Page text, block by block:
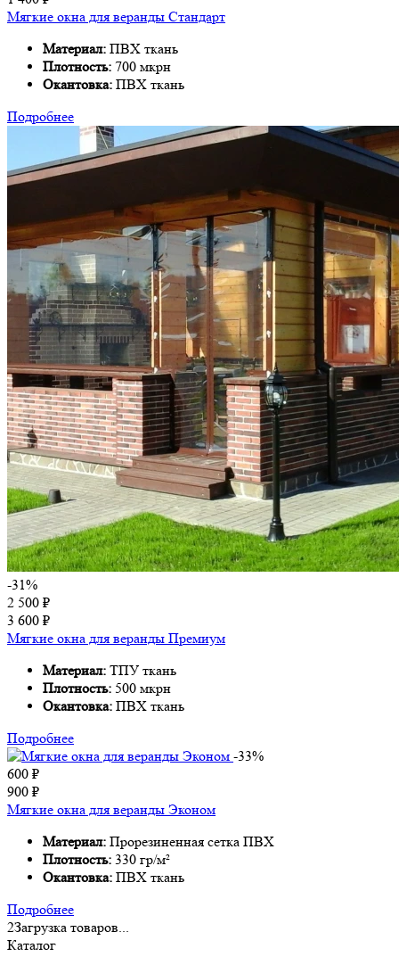
Мягкие окна для веранды Стандарт
Материал: ПВХ ткань
Плотность: 700 мкрн
Окантовка: ПВХ ткань
Подробнее
-31%
2 500 ₽
3 600 ₽
Мягкие окна для веранды Премиум
Материал: ТПУ ткань
Плотность: 500 мкрн
Окантовка: ПВХ ткань
Подробнее
-33%
600 ₽
900 ₽
Мягкие окна для веранды Эконом
Материал: Прорезиненная сетка ПВХ
Плотность: 330 гр/м²
Окантовка: ПВХ ткань
Подробнее
2Загрузка товаров...
Каталог